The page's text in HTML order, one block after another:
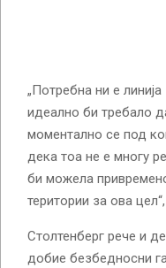
„Потребна ни е
идеално би требало
моментално се под
дека тоа не е многу
би можела
територии за ова цел“,
Столтенберг рече и
добие безбедносни